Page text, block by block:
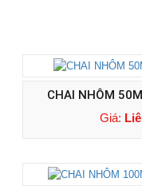
CHAI NHÔM
Giá: